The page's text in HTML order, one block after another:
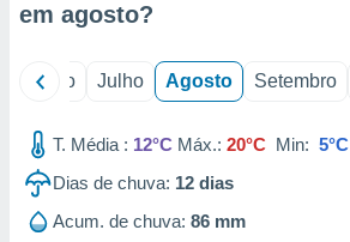
1199
em agosto?
Junho Julho Agosto Setembro
T. Média : 12°C Máx.: 20°C Min: 5°C
Dias de chuva: 12 dias
Acum. de chuva: 86 mm